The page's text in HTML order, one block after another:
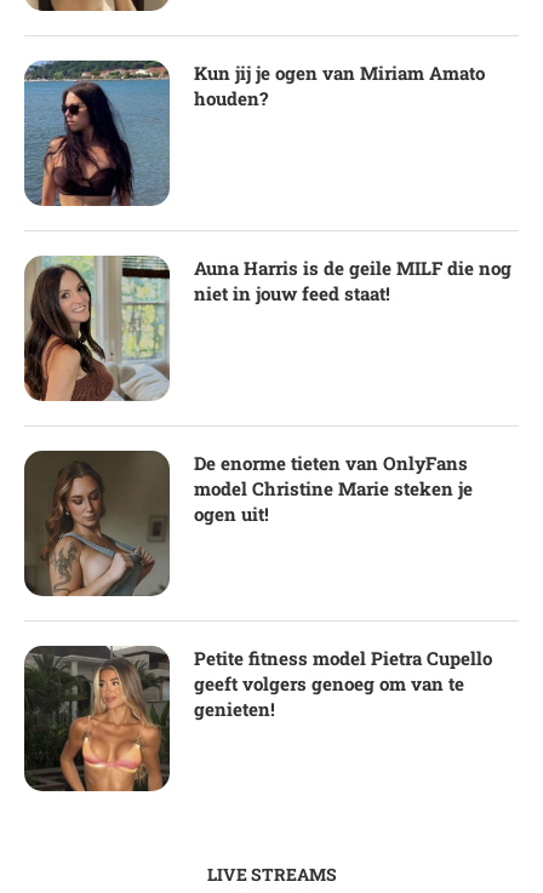
Kun jij je ogen van Miriam Amato
houden?
Auna Harris is de geile MILF die nog
niet in jouw feed staat!
De enorme tieten van OnlyFans
model Christine Marie steken je
ogen uit!
Petite fitness model Pietra Cupello
geeft volgers genoeg om van te
genieten!
LIVE STREAMS